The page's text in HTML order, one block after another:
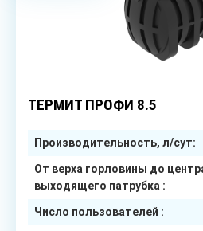
ТЕРМИТ ПРОФИ 8.5
Производительность, л/сут:
От верха горловины до
выходящего патрубка :
Число пользователей :